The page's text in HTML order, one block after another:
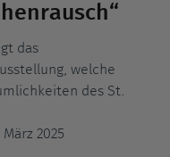
das
welche
des St.
2025